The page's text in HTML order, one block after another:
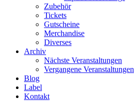
Zubehör
Tickets
Gutscheine
Merchandise
Diverses
Archiv
Nächste Veranstaltungen
Vergangene Veranstaltungen
Blog
Label
Kontakt